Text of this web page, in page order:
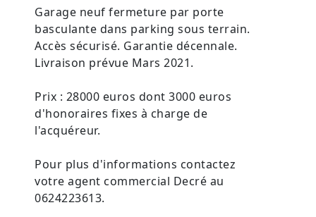
Garage neuf fermeture par porte
basculante dans parking sous terrain.
Accès sécurisé. Garantie décennale.
Livraison prévue Mars 2021.
Prix : 28000 euros dont 3000 euros
d'honoraires fixes à charge de
l'acquéreur.
Pour plus d'informations contactez
votre agent commercial Decré au
0624223613.